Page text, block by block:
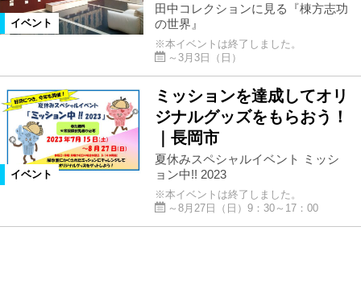
イベント
田中コレクションに見る『棟方志功
の世界』
※本イベントは終了しました。
～3月3日（日）
イベント
ミッションを達成してオリ
ジナルグッズをもらおう！
｜長岡市
夏休みスペシャルイベント ミッシ
ョン中!! 2023
※本イベントは終了しました。
～8月27日（日）9：30～17：00